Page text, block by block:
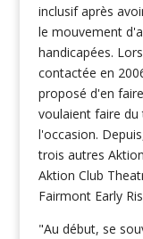
inclusif après
le mouvement
handicapées.
contactée en
proposé d'en
voulaient faire
l'occasion.
trois autres
Aktion Club
Fairmont Early
"Au début, se